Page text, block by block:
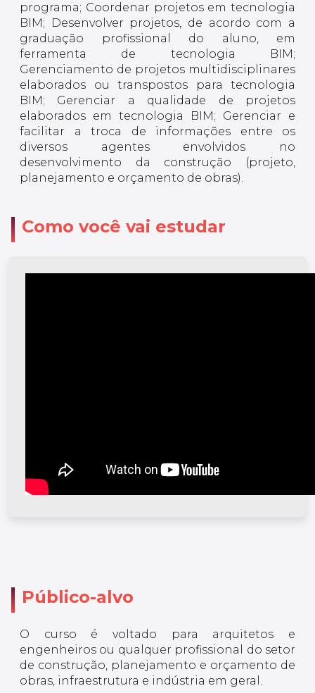
programa; Coordenar projetos em tecnologia
BIM; Desenvolver projetos, de acordo com a
graduação profissional do aluno, em
ferramenta de tecnologia BIM;
Gerenciamento de projetos multidisciplinares
elaborados ou transpostos para tecnologia
BIM; Gerenciar a qualidade de projetos
elaborados em tecnologia BIM; Gerenciar e
facilitar a troca de informações entre os
diversos agentes envolvidos no
desenvolvimento da construção (projeto,
planejamento e orçamento de obras).
Como você vai estudar
Público-alvo
O curso é voltado para arquitetos e
engenheiros ou qualquer profissional do setor
de construção, planejamento e orçamento de
obras, infraestrutura e indústria em geral.